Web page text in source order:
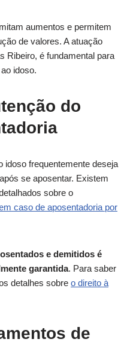
aumentos e permitem
de valores. A atuação
Ribeiro, é fundamental para
idoso.
do
idoso frequentemente deseja
se aposentar. Existem
sobre o
caso de aposentadoria por
e demitidos é
garantida. Para saber
detalhes sobre o direito à
de